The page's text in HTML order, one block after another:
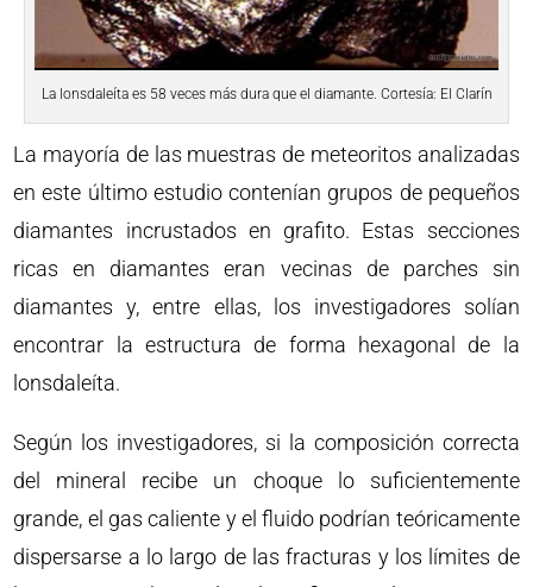
La lonsdaleíta es 58 veces más dura que el diamante. Cortesía: El Clarín
La mayoría de las muestras de meteoritos analizadas
en este último estudio contenían grupos de pequeños
diamantes incrustados en grafito. Estas secciones
ricas en diamantes eran vecinas de parches sin
diamantes y, entre ellas, los investigadores solían
encontrar la estructura de forma hexagonal de la
lonsdaleíta.
Según los investigadores, si la composición correcta
del mineral recibe un choque lo suficientemente
grande, el gas caliente y el fluido podrían teóricamente
dispersarse a lo largo de las fracturas y los límites de